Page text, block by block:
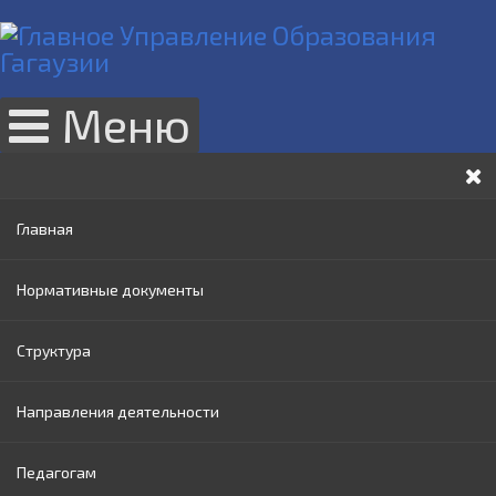
Меню
Главная
Нормативные документы
Законы РМ
Нормативные акты Правительства РМ
Нормативные документы МОИ
Структура
Руководство
Административный совет
Направления деятельности
Раннее образование
Педагогам